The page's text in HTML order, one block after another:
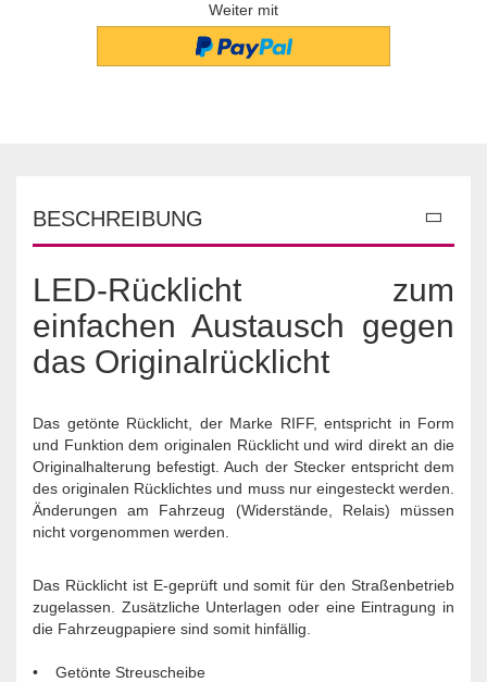
Weiter mit
BESCHREIBUNG
LED-Rücklicht zum
einfachen Austausch gegen
das Originalrücklicht
Das getönte Rücklicht, der Marke RIFF, entspricht in Form
und Funktion dem originalen Rücklicht und wird direkt an die
Originalhalterung befestigt. Auch der Stecker entspricht dem
des originalen Rücklichtes und muss nur eingesteckt werden.
Änderungen am Fahrzeug (Widerstände, Relais) müssen
nicht vorgenommen werden.
Das Rücklicht ist E-geprüft und somit für den Straßenbetrieb
zugelassen. Zusätzliche Unterlagen oder eine Eintragung in
die Fahrzeugpapiere sind somit hinfällig.
• Getönte Streuscheibe